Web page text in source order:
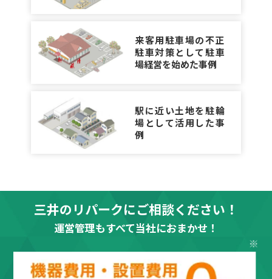
来客用駐車場の不正
駐車対策として駐車
場経営を始めた事例
駅に近い土地を駐輪
場として活用した事
例
三井のリパークにご相談ください！
運営管理もすべて当社におまかせ！